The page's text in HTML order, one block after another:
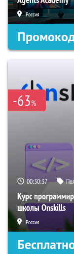
Россия
-63%
00:30:36
Курс
школы Onskills
Россия